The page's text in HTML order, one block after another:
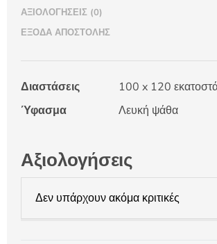
ΑΞΙΟΛΟΓΉΣΕΙΣ (0)
ΈΞΟΔΑ ΑΠΟΣΤΟΛΉΣ
Διαστάσεις
100 x 120
Ύφασμα
Λευκή ψάθα
Αξιολογήσεις
Δεν υπάρχουν ακόμα κριτικές